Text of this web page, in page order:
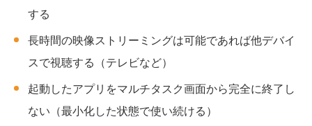
する
長時間の映像ストリーミングは可能であれば他デバイ
スで視聴する（テレビなど）
起動したアプリをマルチタスク画面から完全に終了し
ない（最小化した状態で使い続ける）